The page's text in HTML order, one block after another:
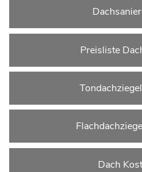
Preisliste
Dach